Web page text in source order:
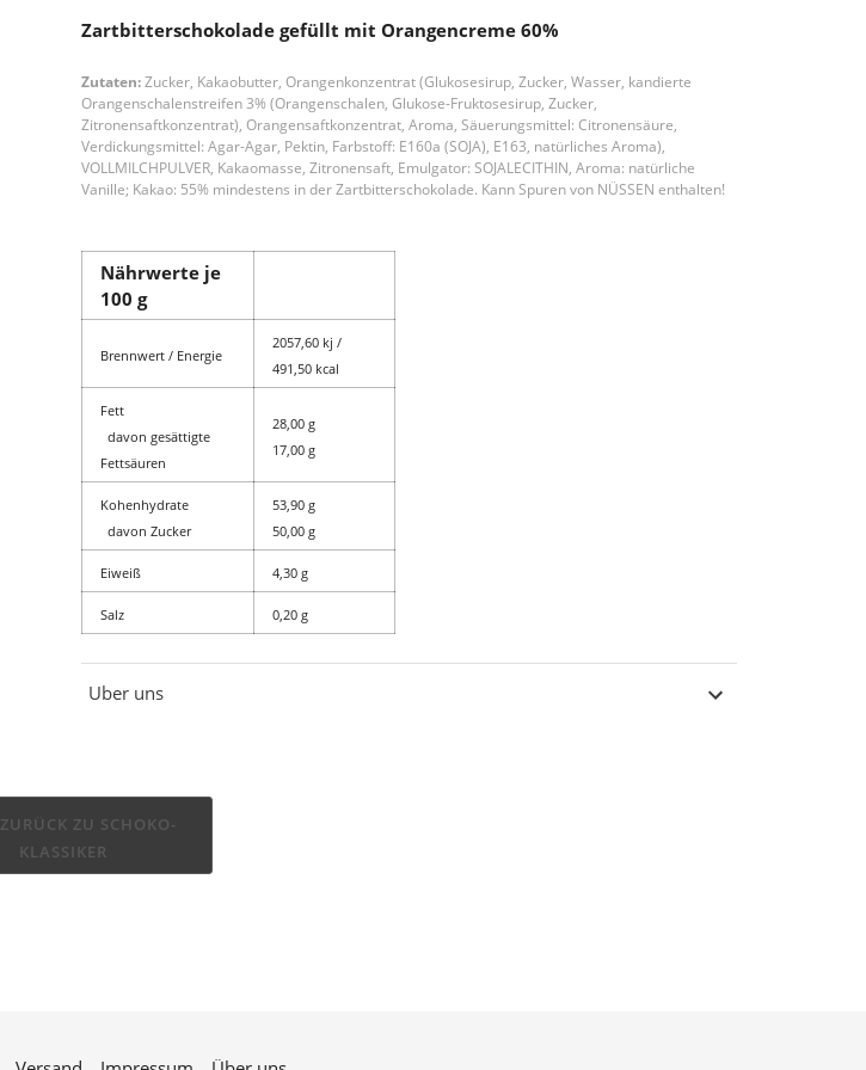
Zartbitterschokolade gefüllt mit Orangencreme 60%
Zutaten:Zucker, Kakaobutter, Orangenkonzentrat (Glukosesirup, Zucker, Wasser, kandierte
Orangenschalenstreifen 3% (Orangenschalen, Glukose-Fruktosesirup, Zucker,
Zitronensaftkonzentrat), Orangensaftkonzentrat, Aroma, Säuerungsmittel: Citronensäure,
Verdickungsmittel: Agar-Agar, Pektin, Farbstoff: E160a (SOJA), E163, natürliches Aroma),
VOLLMILCHPULVER, Kakaomasse, Zitronensaft, Emulgator: SOJALECITHIN, Aroma: natürliche
Vanille; Kakao: 55% mindestens in der Zartbitterschokolade. Kann Spuren von NÜSSEN enthalten!
Nährwerte je
100 g
Brennwert / Energie
2057,60 kj /
491,50 kcal
Fett
davon gesättigte
Fettsäuren
28,00 g
17,00 g
Kohenhydrate
davon Zucker
53,90 g
50,00 g
Eiweiß 4,30 g
Salz 0,20 g
Uber uns
ZURÜCK ZU SCHOKO-
KLASSIKER